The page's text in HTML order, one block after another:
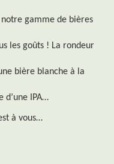
gamme de bières
les goûts ! La rondeur
bière blanche à la
d’une IPA…
à vous…